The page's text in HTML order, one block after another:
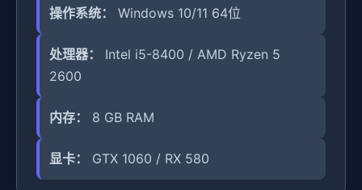
操作系统： Windows 10/11 64位
处理器：
Intel i5-8400 / AMD Ryzen 5
2600
内存： 8 GB RAM
显卡： GTX 1060 / RX 580